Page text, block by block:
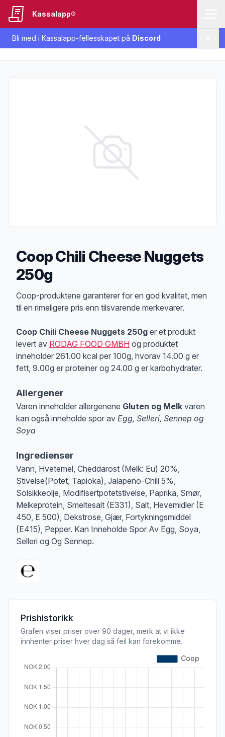
Bli med i Kassalapp-fellesskapet på Discord
Kassalapp®
Coop Chili Cheese Nuggets
250g
Produktbeskrivelse
Coop-produktene garanterer for en god kvalitet, men
til en rimeligere pris enn tilsvarende merkevarer.
Coop Chili Cheese Nuggets 250g er et produkt
levert av RODAG FOOD GMBH og produktet
inneholder 261.00 kcal per 100g, hvorav 14.00 g er
fett, 9.00g er proteiner og 24.00 g er karbohydrater.
Allergener
Varen inneholder allergenene Gluten og Melk varen
kan også inneholde spor av Egg, Selleri, Sennep og
Soya
Ingredienser
Vann, Hvetemel, Cheddarost (Melk: Eu) 20%,
Stivelse(Potet, Tapioka), Jalapeño-Chili 5%,
Solsikkeolje, Modifisertpotetstivelse, Paprika, Smør,
Melkeprotein, Smeltesalt (E331), Salt, Hevemidler (E
450, E 500), Dekstrose, Gjær, Fortykningsmiddel
(E415), Pepper. Kan Inneholde Spor Av Egg, Soya,
Selleri og Og Sennep.
Prishistorikk
Grafen viser priser over 90 dager, merk at vi ikke
innhenter priser hver dag så feil kan forekomme.